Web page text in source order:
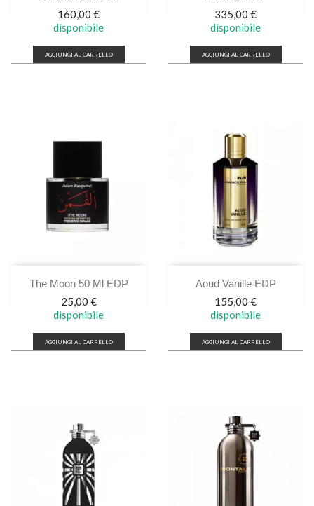
Prezzo
160,00 €
disponibile
AGGIUNGI AL CARRELLO
Prezzo
335,00 €
disponibile
AGGIUNGI AL CARRELLO
The Moon 50 Ml EDP
Prezzo
25,00 €
disponibile
AGGIUNGI AL CARRELLO
Aoud Vanille EDP
Prezzo
155,00 €
disponibile
AGGIUNGI AL CARRELLO